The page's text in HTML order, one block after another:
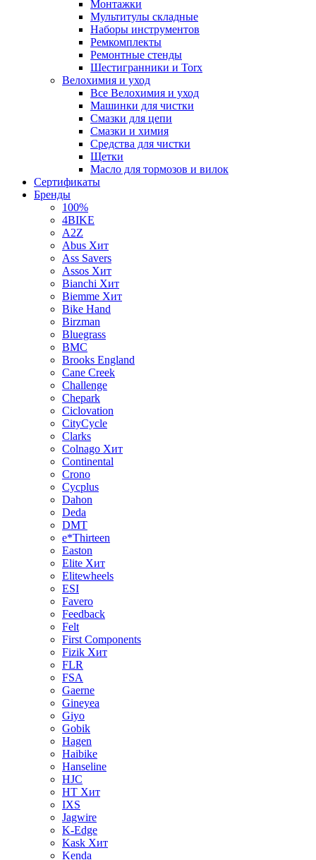
Монтажки
Мультитулы складные
Наборы инструментов
Ремкомплекты
Ремонтные стенды
Шестигранники и Torx
Велохимия и уход
Все Велохимия и уход
Машинки для чистки
Смазки для цепи
Смазки и химия
Средства для чистки
Щетки
Масло для тормозов и вилок
Сертификаты
Бренды
100%
4BIKE
A2Z
Abus Хит
Ass Savers
Assos Хит
Bianchi Хит
Biemme Хит
Bike Hand
Birzman
Bluegrass
BMC
Brooks England
Cane Creek
Challenge
Chepark
Ciclovation
CityCycle
Clarks
Colnago Хит
Continental
Crono
Cycplus
Dahon
Deda
DMT
e*Thirteen
Easton
Elite Хит
Elitewheels
ESI
Favero
Feedback
Felt
First Components
Fizik Хит
FLR
FSA
Gaerne
Gineyea
Giyo
Gobik
Hagen
Haibike
Hanseline
HJC
HT Хит
IXS
Jagwire
K-Edge
Kask Хит
Kenda